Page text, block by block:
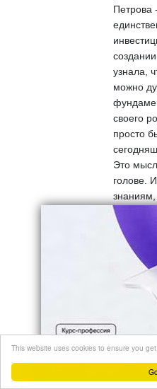
This website uses cookies to ensure you
узнала,
можно
своего
просто
Это
голове.
знаниям,
начала
Ответ
Наталья
Давно
В
его идеи